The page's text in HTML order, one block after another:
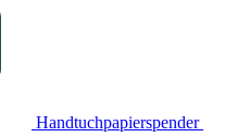
Handtuchpapierspender